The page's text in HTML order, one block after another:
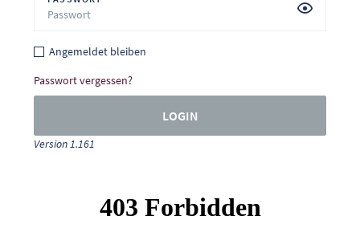
Angemeldet bleiben
Passwort vergessen?
LOGIN
Version 1.161